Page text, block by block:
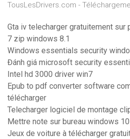
TousLesDrivers.com -
Gta iv telecharger gratuitement sur
7 zip windows 8.1
Windows essentials security
Đánh giá microsoft security
Intel hd 3000 driver win7
Epub to pdf converter software
télécharger
Telecharger logiciel de montage
Mettre note sur bureau windows 10
Jeux de voiture à télécharger